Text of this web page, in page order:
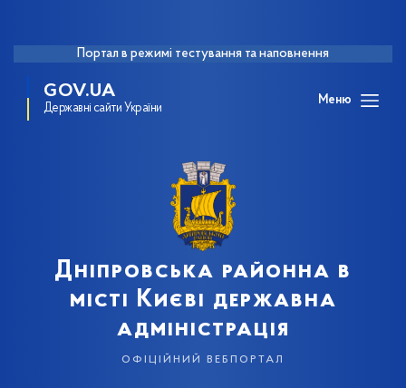
Портал в режимі тестування та наповнення
GOV.UA
Державні сайти України
Меню
Дніпровська районна в
місті Києві державна
адміністрація
офіційний вебпортал